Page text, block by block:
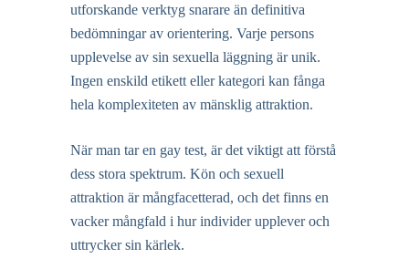
utforskande verktyg snarare än definitiva
bedömningar av orientering. Varje persons
upplevelse av sin sexuella läggning är unik.
Ingen enskild etikett eller kategori kan fånga
hela komplexiteten av mänsklig attraktion.
När man tar en gay test, är det viktigt att förstå
dess stora spektrum. Kön och sexuell
attraktion är mångfacetterad, och det finns en
vacker mångfald i hur individer upplever och
uttrycker sin kärlek.